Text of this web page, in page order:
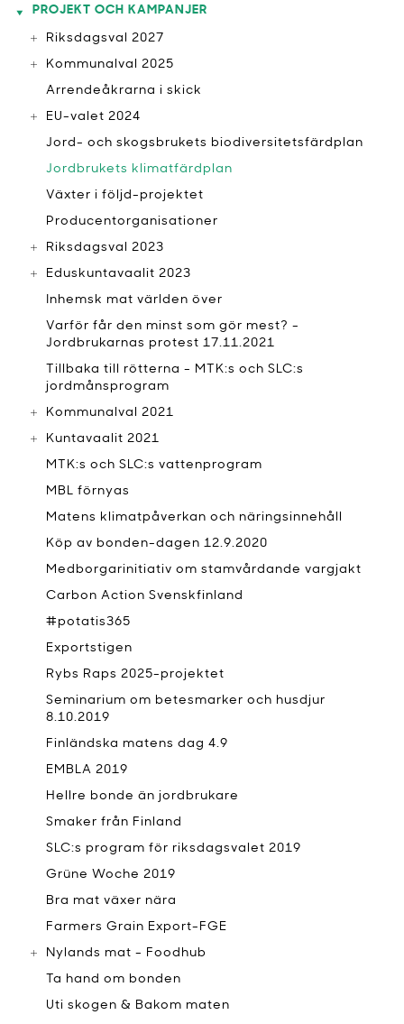
PROJEKT OCH KAMPANJER
Riksdagsval 2027
Kommunalval 2025
Arrendeåkrarna i skick
EU-valet 2024
Jord- och skogsbrukets biodiversitetsfärdplan
Jordbrukets klimatfärdplan
Växter i följd-projektet
Producentorganisationer
Riksdagsval 2023
Eduskuntavaalit 2023
Inhemsk mat världen över
Varför får den minst som gör mest? -
Jordbrukarnas protest 17.11.2021
Tillbaka till rötterna - MTK:s och SLC:s
jordmånsprogram
Kommunalval 2021
Kuntavaalit 2021
MTK:s och SLC:s vattenprogram
MBL förnyas
Matens klimatpåverkan och näringsinnehåll
Köp av bonden-dagen 12.9.2020
Medborgarinitiativ om stamvårdande vargjakt
Carbon Action Svenskfinland
#potatis365
Exportstigen
Rybs Raps 2025-projektet
Seminarium om betesmarker och husdjur
8.10.2019
Finländska matens dag 4.9
EMBLA 2019
Hellre bonde än jordbrukare
Smaker från Finland
SLC:s program för riksdagsvalet 2019
Grüne Woche 2019
Bra mat växer nära
Farmers Grain Export-FGE
Nylands mat - Foodhub
Ta hand om bonden
Uti skogen & Bakom maten